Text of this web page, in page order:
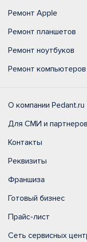
Ремонт Apple
Ремонт планшетов
Ремонт ноутбуков
Ремонт компьютеров
О компании Pedant.ru
Для СМИ и партнеров
Контакты
Реквизиты
Франшиза
Готовый бизнес
Прайс-лист
Сеть сервисных